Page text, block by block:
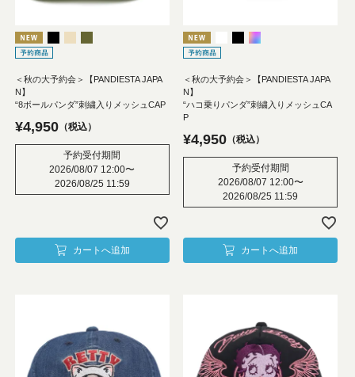
＜秋の大予約会＞【PANDIESTA JAPA
N】
“8ボールパンダ”刺繍入りメッシュCAP
¥4,950 税込
予約受付期間
2026/08/07 12:00〜
2026/08/25 11:59
カートへ追加
＜秋の大予約会＞【PANDIESTA JAPA
N】
“ハコ乗りパンダ”刺繍入りメッシュCA
P
¥4,950 税込
予約受付期間
2026/08/07 12:00〜
2026/08/25 11:59
カートへ追加